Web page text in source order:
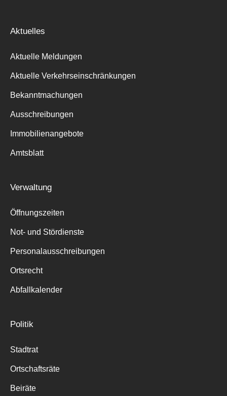
Aktuelles
Aktuelle Meldungen
Aktuelle Verkehrseinschränkungen
Bekanntmachungen
Ausschreibungen
Immobilienangebote
Amtsblatt
Verwaltung
Öffnungszeiten
Not- und Stördienste
Personalausschreibungen
Ortsrecht
Abfallkalender
Politik
Stadtrat
Ortschaftsräte
Beiräte